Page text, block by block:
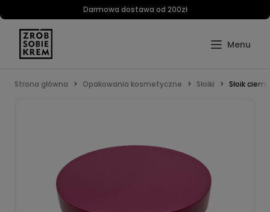
Darmowa dostawa od 200zł
Strona główna Opakowania kosmetyczne Słoiki Słoik